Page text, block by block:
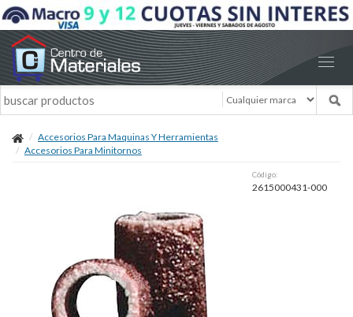
Accesorios Para Maquinas Y Herramientas
Accesorios Para Minitornos
Código:
2615000431-000